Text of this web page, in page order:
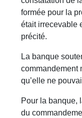
formée pour la
était irrecevable
précité.
La banque
commandement
qu’elle ne
Pour la banque,
du